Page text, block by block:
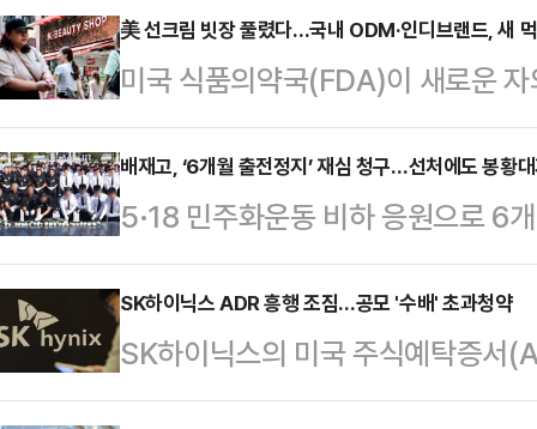
에 그치지 않고 신소재 발굴, 금융
용하고 있다는 점을 강조한 것이다
코엑스에서 열리는 국제머신러닝
AI 기술과 산업 적용 사례를 소개
분야 주요 국제 학회로, 올해 처음
美 선크림 빗장 풀렸다…국내 ODM·인디브랜드, 새
미국 식품의약국(FDA)이 새로운
뷰티업계가 미국 선케어 시장 확대
의 최대 시장으로 떠오른 미국에서
ODM 업체와 브랜드사의 수혜 가
미국 FDA는 지난달 9일 일반의약
(Bemotrizinol)’ 성분 사용을 최종
후 기업들은 해당 성분을 사용한 자
는 법적…
배재고, ‘6개월 출전정지’ 재심 청구…선처에도 봉황
5·18 민주화운동 비하 응원으로 6
을 청구하기로 최종 결정한 가운데
서울시교육청에 따르면 배재고는
원회의 6개월 출전정지 징계에 대
는 배재고 수석코치 명의로 제출되
SK하이닉스 ADR 흥행 조짐…공모 '수배' 초과청약
SK하이닉스의 미국 주식예탁증
준의 초과청약을 기록했다.미국 기